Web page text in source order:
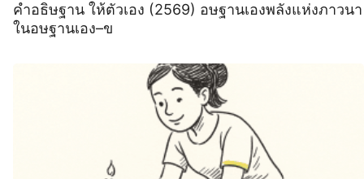
คำอธิษฐาน ให้ตัวเอง (2569) อษฐานเองพลังแห่งภาวนา
ในอษฐานเอง–ข